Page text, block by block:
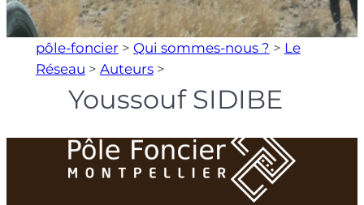
pôle-foncier > Qui sommes-nous ? > Le
Réseau > Auteurs>
Youssouf SIDIBE